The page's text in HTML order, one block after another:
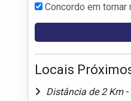
Concordo em
Locais
Distância de 2 Km -